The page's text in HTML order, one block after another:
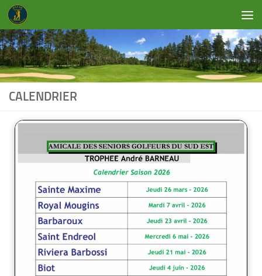
Skip to content
CALENDRIER